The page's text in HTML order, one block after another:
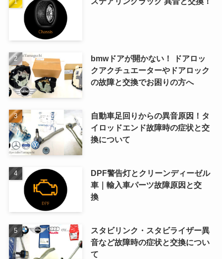
bmwドアが開かない！ ドアロッ
クアクチュエーターやドアロック
の故障と交換でお困りの方へ
自動車足回りからの異音原因！タ
イロッドエンド故障時の症状と交
換について
DPF警告灯とクリーンディーゼル
車｜輸入車パーツ故障原因と交
換
スタビリンク・スタビライザー異
音など故障時の症状と交換につい
て